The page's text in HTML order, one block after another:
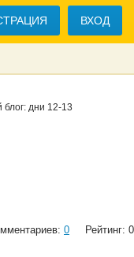
ВХОД
дни 12-13
0
Рейтинг: 0